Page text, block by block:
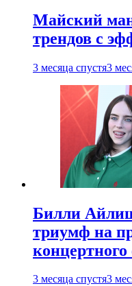
Майский
трендов с
3 месяца спустя3
Билли
триумф на
3 месяца спустя3